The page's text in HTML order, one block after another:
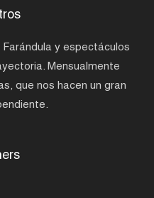
y espectáculos
Mensualmente
que nos hacen un gran